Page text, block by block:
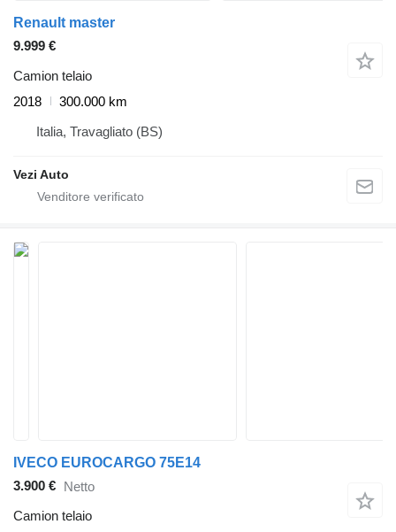
Renault master
9.999 €
Camion telaio
2018
300.000 km
Italia, Travagliato (BS)
Vezi Auto
IVECO EUROCARGO 75E14
3.900 €
Netto
Camion telaio